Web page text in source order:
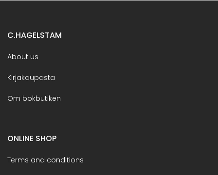
C.HAGELSTAM
About us
Kirjakaupasta
Om bokbutiken
ONLINE SHOP
Terms and conditions